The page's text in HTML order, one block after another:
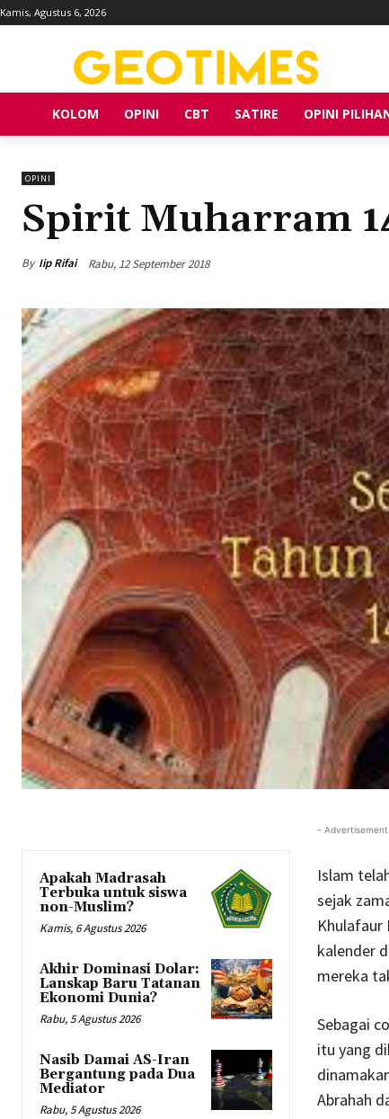
Kamis, Agustus 6, 2026
KOLOM OPINI CBT SATIRE OPINI
OPINI
Spirit Muharram
By Iip Rifai Rabu, 12 September 2018
Apakah Madrasah
Terbuka untuk siswa
non-Muslim?
Kamis, 6 Agustus 2026
Akhir Dominasi Dolar:
Lanskap Baru Tatanan
Ekonomi Dunia?
Rabu, 5 Agustus 2026
Nasib Damai AS-Iran
Bergantung pada Dua
Mediator
Rabu, 5 Agustus 2026
-
Islam
sejak
Khulafaur
kalender
mereka
Sebagai
itu yang
Abrahah